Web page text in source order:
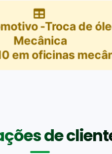
-Troca de
Mecânica
em oficinas
de